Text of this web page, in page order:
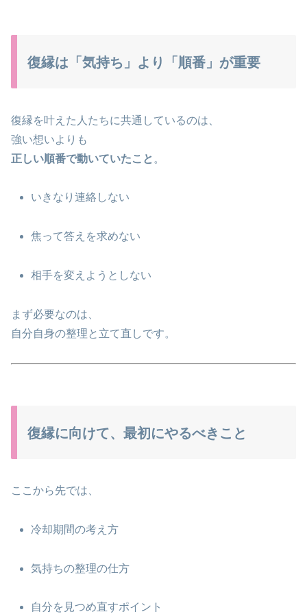
復縁は「気持ち」より「順番」が重要
復縁を叶えた人たちに共通しているのは、
強い想いよりも
正しい順番で動いていたこと 。
いきなり連絡しない
焦って答えを求めない
相手を変えようとしない
まず必要なのは、
自分自身の整理と立て直しです。
復縁に向けて、最初にやるべきこと
ここから先では、
冷却期間の考え方
気持ちの整理の仕方
自分を見つめ直すポイント